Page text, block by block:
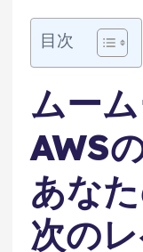
目次
ムー
AWS
あな
次の